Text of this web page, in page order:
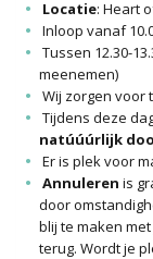
Locatie: Heart
Inloop vanaf
Tussen 12.30-
meenemen)
Wij zorgen voor
Tijdens deze
natúúúrlijk
Er is plek voor
Annuleren is
door
blij te maken
terug. Wordt je